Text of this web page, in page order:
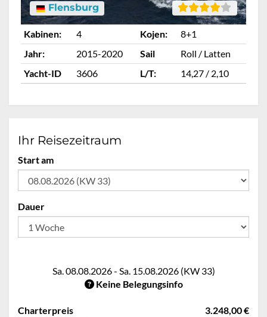
Flensburg
Kabinen: 4 Kojen:
8+1
Jahr:
2015-2020 Sail
Roll / Latten
Yacht-ID
3606 L/T: 14,27 / 2,10
Ihr Reisezeitraum
Start am
Dauer
Sa. 08.08.2026 - Sa. 15.08.2026 (KW 33)
Keine Belegungsinfo
Charterpreis
3.248,00 €